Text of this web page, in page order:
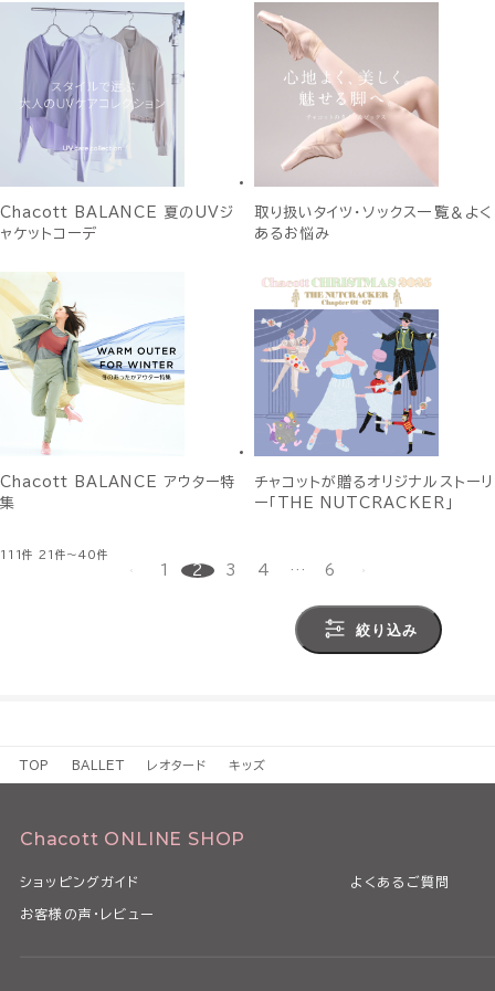
Chacott BALANCE 夏のUVジ
ャケットコーデ
取り扱いタイツ・ソックス一覧＆よく
あるお悩み
Chacott BALANCE アウター特
集
チャコットが贈るオリジナルストーリ
ー「THE NUTCRACKER」
111件 21件～40件
1 2 3 4 … 6
絞り込み
TOP BALLET レオタード キッズ
Chacott ONLINE SHOP
ショッピングガイド よくあるご質問
お客様の声・レビュー